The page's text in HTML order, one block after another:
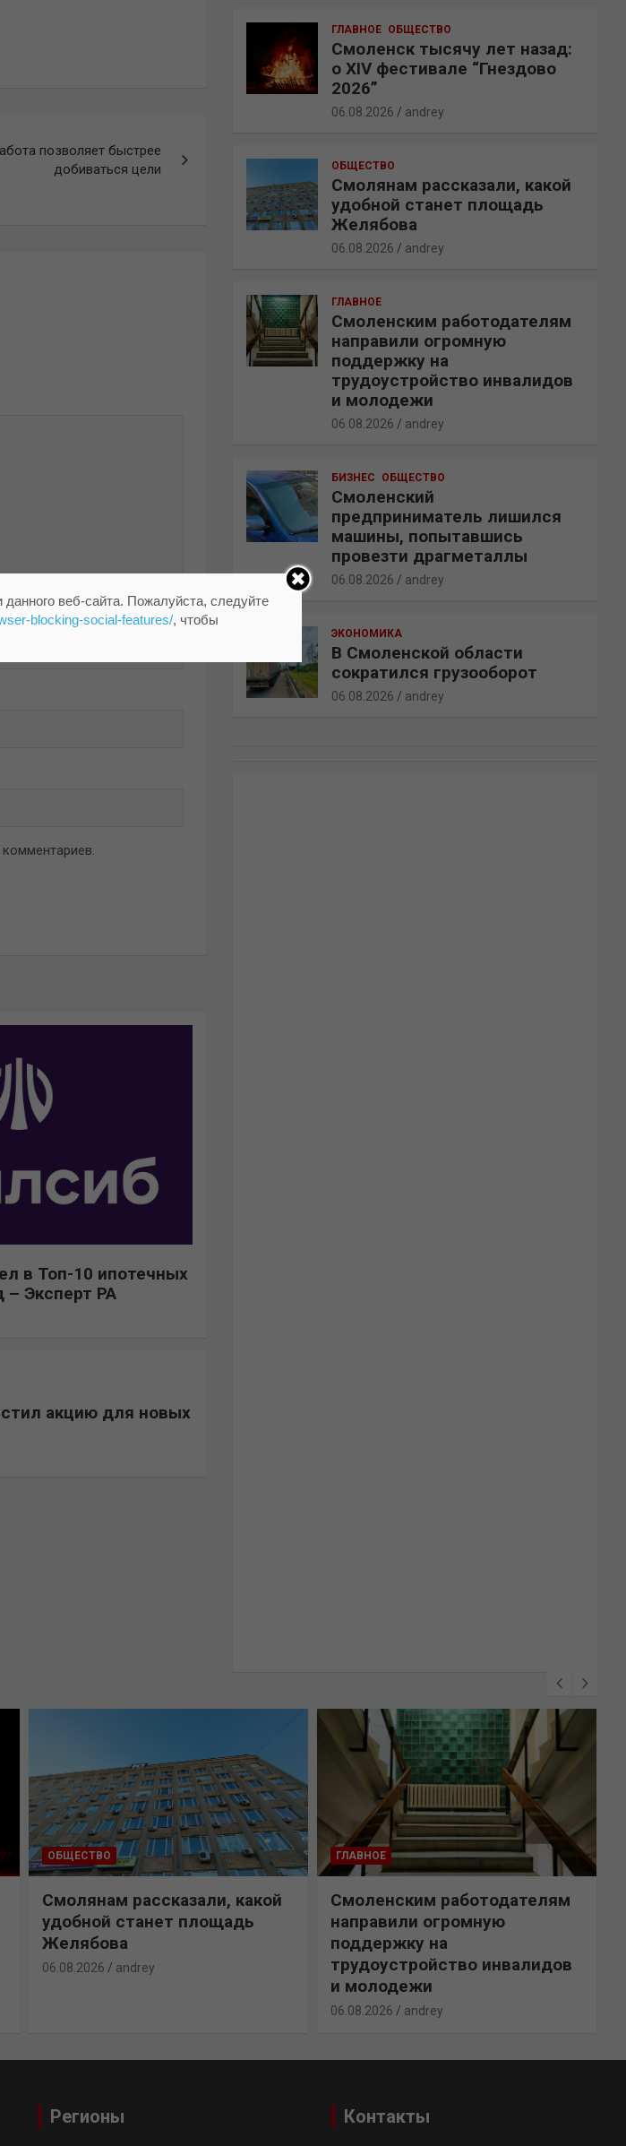
позволяет быстрее
добиваться цели
в Топ-10 ипотечных
– Эксперт РА
акцию для новых
ГЛАВНОЕ ОБЩЕСТВО
Смоленск тысячу лет назад:
о XIV фестивале “Гнездово
2026”
06.08.2026 andrey
ОБЩЕСТВО
Смолянам рассказали, какой
удобной станет площадь
Желябова
06.08.2026 andrey
ГЛАВНОЕ
Смоленским работодателям
направили огромную
поддержку на
трудоустройство инвалидов
и молодежи
06.08.2026 andrey
БИЗНЕС ОБЩЕСТВО
Смоленский
предприниматель лишился
машины, попытавшись
провезти драгметаллы
06.08.2026 andrey
ЭКОНОМИКА
В Смоленской области
сократился грузооборот
06.08.2026 andrey
ОБЩЕСТВО
Смолянам рассказали, какой
удобной станет площадь
Желябова
06.08.2026 andrey
ГЛАВНОЕ
Смоленским работодателям
направили огромную
поддержку на
трудоустройство инвалидов
и молодежи
06.08.2026 andrey
Регионы Контакты
веб-сайта. Пожалуйста, следуйте
blocking-social-features/, чтобы